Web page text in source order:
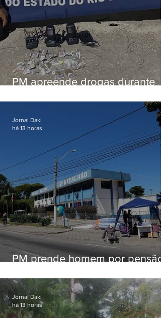
PM apreende drogas durante
PM prende homem por pensão
Jornal Daki
há 13 horas
Jornal Daki
há 13 horas